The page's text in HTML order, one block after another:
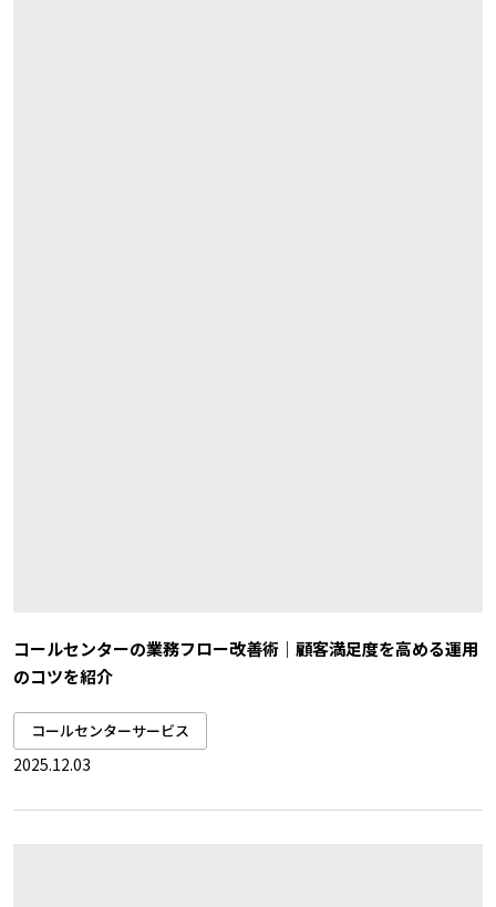
コールセンターの業務フロー改善術｜顧客満足度を高める運用
のコツを紹介
コールセンターサービス
2025.12.03